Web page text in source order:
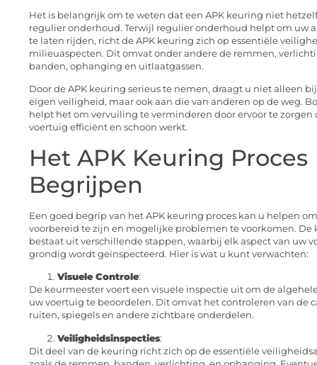
Het is belangrijk om te weten dat een APK keuring niet
regulier onderhoud. Terwijl regulier onderhoud helpt om uw
te laten rijden, richt de APK keuring zich op essentiële
milieuaspecten. Dit omvat onder andere de remmen,
banden, ophanging en uitlaatgassen.
Door de APK keuring serieus te nemen, draagt u niet alleen
eigen veiligheid, maar ook aan die van anderen op de weg.
helpt het om vervuiling te verminderen door ervoor te zorgen
voertuig efficiënt en schoon werkt.
Het APK Keuring Proces
Begrijpen
Een goed begrip van het APK keuring proces kan u helpen
voorbereid te zijn en mogelijke problemen te voorkomen. De
bestaat uit verschillende stappen, waarbij elk aspect van uw
grondig wordt geïnspecteerd. Hier is wat u kunt verwachten:
Visuele Controle:
De keurmeester voert een visuele inspectie uit om de
uw voertuig te beoordelen. Dit omvat het controleren van de
ruiten, spiegels en andere zichtbare onderdelen.
Veiligheidsinspecties:
Dit deel van de keuring richt zich op de essentiële